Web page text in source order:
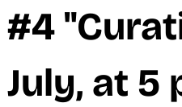
#4
July, at 5